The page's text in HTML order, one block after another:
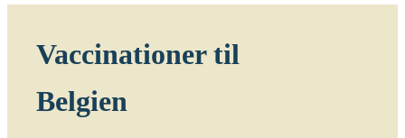
Søg efter destination
Tanzania
Vaccinationer til
Belgien